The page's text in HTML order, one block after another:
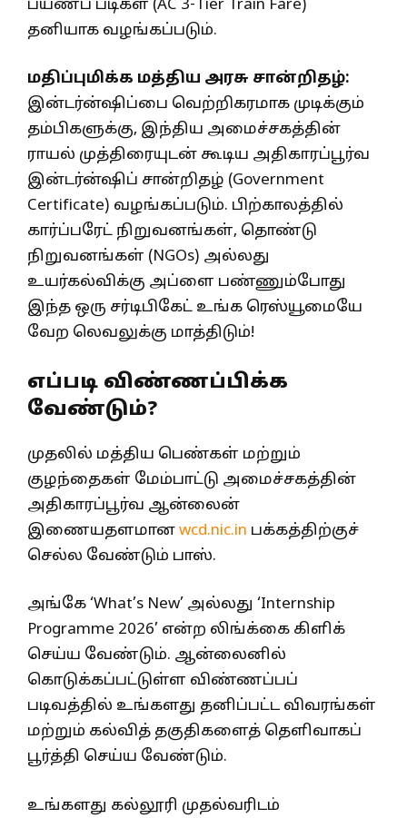
பயணப் படிகள் (AC 3-Tier Train Fare)
தனியாக வழங்கப்படும்.
மதிப்புமிக்க மத்திய அரசு சான்றிதழ்:
இன்டர்ன்ஷிப்பை வெற்றிகரமாக முடிக்கும்
தம்பிகளுக்கு, இந்திய அமைச்சகத்தின்
ராயல் முத்திரையுடன் கூடிய அதிகாரப்பூர்வ
இன்டர்ன்ஷிப் சான்றிதழ் (Government
Certificate) வழங்கப்படும். பிற்காலத்தில்
கார்ப்பரேட் நிறுவனங்கள், தொண்டு
நிறுவனங்கள் (NGOs) அல்லது
உயர்கல்விக்கு அப்ளை பண்ணும்போது
இந்த ஒரு சர்டிபிகேட் உங்க ரெஸ்யூமையே
வேற லெவலுக்கு மாத்திடும்!
எப்படி விண்ணப்பிக்க
வேண்டும்?
முதலில் மத்திய பெண்கள் மற்றும்
குழந்தைகள் மேம்பாட்டு அமைச்சகத்தின்
அதிகாரப்பூர்வ ஆன்லைன்
இணையதளமானwcd.nic.in பக்கத்திற்குச்
செல்ல வேண்டும் பாஸ்.
அங்கே ‘What’s New’ அல்லது ‘Internship
Programme 2026’ என்ற லிங்க்கை கிளிக்
செய்ய வேண்டும். ஆன்லைனில்
கொடுக்கப்பட்டுள்ள விண்ணப்பப்
படிவத்தில் உங்களது தனிப்பட்ட விவரங்கள்
மற்றும் கல்வித் தகுதிகளைத் தெளிவாகப்
பூர்த்தி செய்ய வேண்டும்.
உங்களது கல்லூரி முதல்வரிடம்